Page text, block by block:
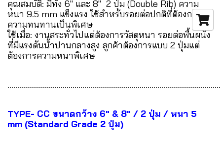
คุณสมบัติ: มีทั้ง 6" และ 8" 2 ปุ่ม (Double Rib) ความ
หนา 9.5 mm แข็งแรง ใช้สำหรับรอยต่อปกติที่ต้องการ
ความทนทานเป็นพิเศษ
ใช้เมื่อ: งานสระทั่วไปแต่ต้องการวัสดุหนา รอยต่อพื้นผนัง
ที่มีแรงดันน้ำปานกลางสูง ลูกค้าต้องการแบบ 2 ปุ่มแต่
ต้องการความหนาพิเศษ
TYPE- CC ขนาดกว้าง 6" & 8" / 2 ปุ่ม / หนา 5
mm (Standard Grade 2 ปุ่ม)